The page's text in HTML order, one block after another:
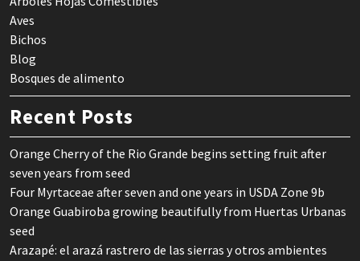
Aves
Bichos
Blog
Bosques de alimento
Recent Posts
Orange Cherry of the Rio Grande begins setting fruit after
seven years from seed
Four Myrtaceae after seven and one years in USDA Zone 9b
Orange Guabiroba growing beautifully from Huertas Urbanas
seed
Arazapé: el arazá rastrero de las sierras y otros ambientes